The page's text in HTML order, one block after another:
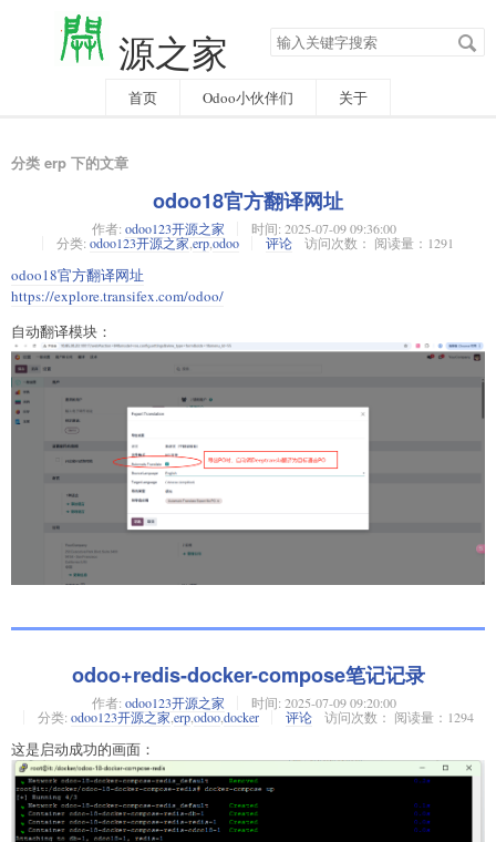
源之家 搜
索
字
首页 Odoo小伙伴们 关于
分类 erp 下的文章
odoo18官方翻译网址
作者: odoo123开源之家 时间: 2025-07-09 09:36:00
分类: odoo123开源之家 erpodoo 评论 访问次数： 阅读量：1291
odoo18官方翻译网址
https://explore.transifex.com/odoo/
自动翻译模块：
odoo+redis-docker-compose笔记记录
作者: odoo123开源之家 时间: 2025-07-09 09:20:00
分类: odoo123开源之家,erp,odoo,docker 评论 访问次数： 阅读量：1294
这是启动成功的画面：